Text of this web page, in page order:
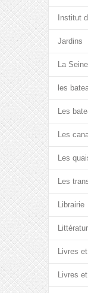
Institut
Jardins
La
les
Les
Les
Les
Les
Librairie
Livres
Livres